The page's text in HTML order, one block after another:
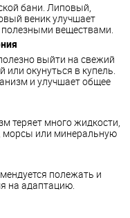
бани. Липовый,
веник улучшает
веществами.
выйти на свежий
или окунуться в купель.
и улучшает общее
теряет много жидкости,
морсы или минеральную
полежать и
на адаптацию.